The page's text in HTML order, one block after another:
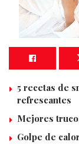
5 recetas de
refrescantes
Mejores
Golpe de